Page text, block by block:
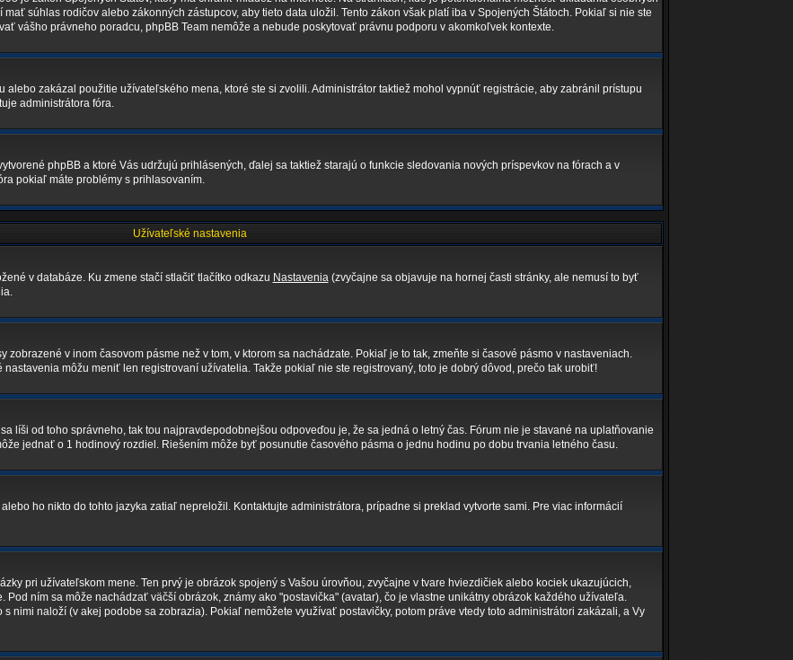
súhlas rodičov alebo zákonných zástupcov, aby tieto data uložil. Tento zákon však platí iba v Spojených Štátoch. Pokiaľ si nie ste
vášho právneho poradcu, phpBB Team nemôže a nebude poskytovať právnu podporu v akomkoľvek kontexte.
alebo zakázal použitie užívateľského mena, ktoré ste si zvolili. Administrátor taktiež mohol vypnúť registrácie, aby zabránil prístupu
administrátora fóra.
phpBB a ktoré Vás udržujú prihlásených, ďalej sa taktiež starajú o funkcie sledovania nových príspevkov na fórach a v
pokiaľ máte problémy s prihlasovaním.
Užívateľské nastavenia
v databáze. Ku zmene stačí stlačiť tlačítko odkazu Nastavenia(zvyčajne sa objavuje na hornej časti stránky, ale nemusí to byť
zobrazené v inom časovom pásme než v tom, v ktorom sa nachádzate. Pokiaľ je to tak, zmeňte si časové pásmo v nastaveniach.
môžu meniť len registrovaní užívatelia. Takže pokiaľ nie ste registrovaný, toto je dobrý dôvod, prečo tak urobiť!
líši od toho správneho, tak tou najpravdepodobnejšou odpoveďou je, že sa jedná o letný čas. Fórum nie je stavané na uplatňovanie
jednať o 1 hodinový rozdiel. Riešením môže byť posunutie časového pásma o jednu hodinu po dobu trvania letného času.
ho nikto do tohto jazyka zatiaľ nepreložil. Kontaktujte administrátora, prípadne si preklad vytvorte sami. Pre viac informácií
pri užívateľskom mene. Ten prvý je obrázok spojený s Vašou úrovňou, zvyčajne v tvare hviezdičiek alebo kociek ukazujúcich,
Pod ním sa môže nachádzať väčší obrázok, známy ako "postavička" (avatar), čo je vlastne unikátny obrázok každého užívateľa.
nimi naloží (v akej podobe sa zobrazia). Pokiaľ nemôžete využívať postavičky, potom práve vtedy toto administrátori zakázali, a Vy